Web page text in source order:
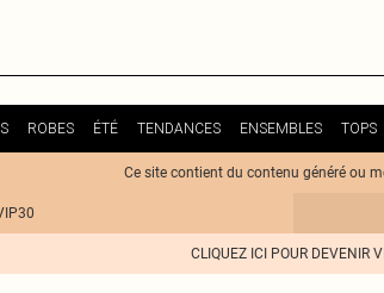
ROBES ÉTÉ TENDANCES ENSEMBLES TOPS
Ce site contient du contenu généré ou
CLIQUEZ ICI POUR DEVENIR